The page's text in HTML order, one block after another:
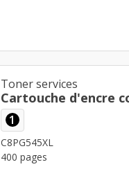
Toner services
Cartouche d'encre
1
C8PG545XL
400 pages